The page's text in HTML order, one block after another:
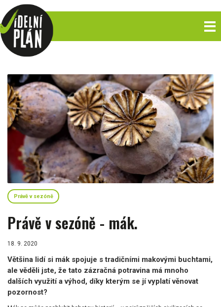
Právě v sezóně
Právě v sezóně - mák.
18. 9. 2020
Většina lidí si mák spojuje s tradičními makovými buchtami,
ale věděli jste, že tato zázračná potravina má mnoho
dalších využití a výhod, díky kterým se jí vyplatí věnovat
pozornost?